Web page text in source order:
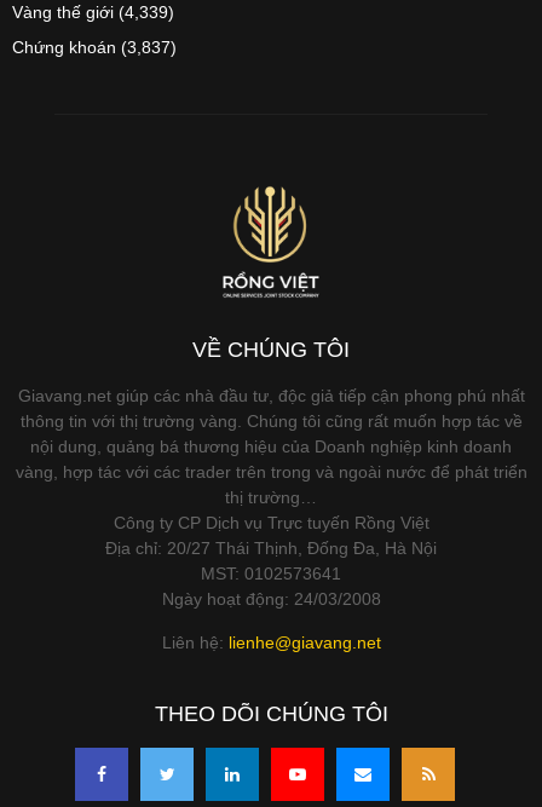
Vàng thế giới (4,339)
Chứng khoán (3,837)
VỀ CHÚNG TÔI
Giavang.net giúp các nhà đầu tư, độc giả tiếp cận phong phú nhất
thông tin với thị trường vàng. Chúng tôi cũng rất muốn hợp tác về
nội dung, quảng bá thương hiệu của Doanh nghiệp kinh doanh
vàng, hợp tác với các trader trên trong và ngoài nước để phát triển
thị trường…
Công ty CP Dịch vụ Trực tuyến Rồng Việt
Địa chỉ: 20/27 Thái Thịnh, Đống Đa, Hà Nội
MST: 0102573641
Ngày hoạt động: 24/03/2008
Liên hệ: lienhe@giavang.net
THEO DÕI CHÚNG TÔI